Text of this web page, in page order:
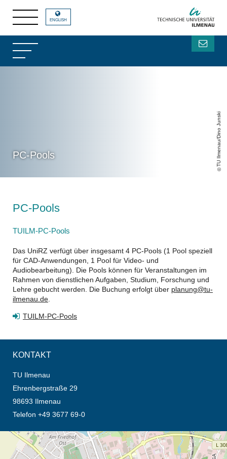
PC-Pools TU Ilmenau/Dino Junski
ENGLISH
PC-Pools
TUILM-PC-Pools
Das UniRZ verfügt über insgesamt 4 PC-Pools (1 Pool speziell
für CAD-Anwendungen, 1 Pool für Video- und
Audiobearbeitung). Die Pools können für Veranstaltungen im
Rahmen von dienstlichen Aufgaben, Studium, Forschung und
Lehre gebucht werden. Die Buchung erfolgt über planung@tu-
ilmenau.de
TUILM-PC-Pools
KONTAKT
TU Ilmenau
Ehrenbergstraße 29
98693 Ilmenau
Telefon +49 3677 69-0
Öffnet die Anfahrtsbeschreibung in neuem Tab (Karte)